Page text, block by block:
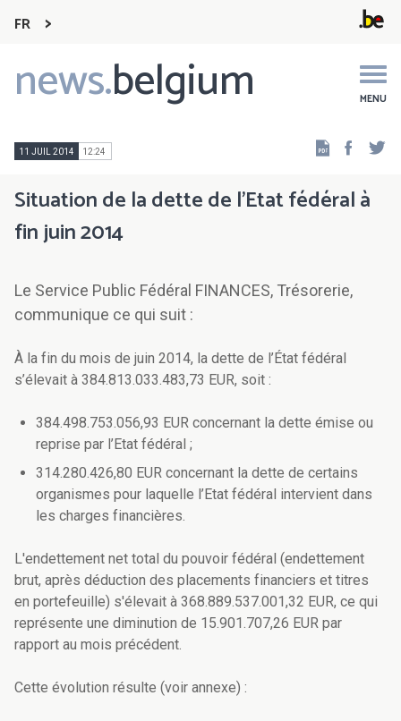
FR
news.belgium MENU
Main
navigation
11 JUIL 2014 12:24
Situation de la dette de l'Etat fédéral à
fin juin 2014
Le Service Public Fédéral FINANCES, Trésorerie,
communique ce qui suit :
À la fin du mois de juin 2014, la dette de l’État fédéral
s’élevait à 384.813.033.483,73 EUR, soit :
384.498.753.056,93 EUR concernant la dette émise ou
reprise par l’Etat fédéral ;
314.280.426,80 EUR concernant la dette de certains
organismes pour laquelle l’Etat fédéral intervient dans
les charges financières.
L'endettement net total du pouvoir fédéral (endettement
brut, après déduction des placements financiers et titres
en portefeuille) s'élevait à 368.889.537.001,32 EUR, ce qui
représente une diminution de 15.901.707,26 EUR par
rapport au mois précédent.
Cette évolution résulte (voir annexe) :